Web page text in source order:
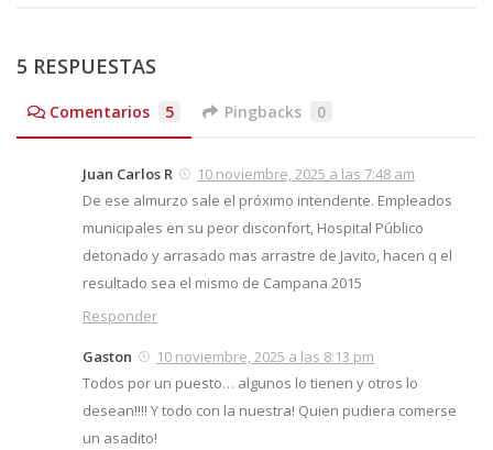
5 RESPUESTAS
Comentarios 5 Pingbacks 0
Juan Carlos R
10 noviembre, 2025 a las 7:48 am
De ese almurzo sale el próximo intendente. Empleados
municipales en su peor disconfort, Hospital Público
detonado y arrasado mas arrastre de Javito, hacen q el
resultado sea el mismo de Campana 2015
Responder
Gaston
10 noviembre, 2025 a las 8:13 pm
Todos por un puesto… algunos lo tienen y otros lo
desean!!!! Y todo con la nuestra! Quien pudiera comerse
un asadito!